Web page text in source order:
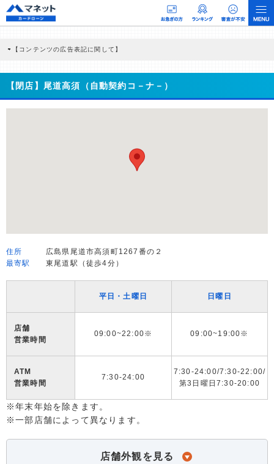
【コンテンツの広告表記に関して】
商品を根拠なくPRするものではなく、当編集部の調査／ユーザーへの口コミ収集な
どに基づき、公平性を担保した情報提供を行っています。
>提携企業一覧
【閉店】尾道高須（自動契約コ－ナ－）
住所
広島県尾道市高須町1267番の２
最寄駅
東尾道駅（徒歩4分）
平日・土曜日 日曜日
店舗
営業時間
09:00~22:00※ 09:00~19:00※
ATM
営業時間
7:30-24:00
7:30-24:00/7:30-22:00/
第3日曜日7:30-20:00
※年末年始を除きます。
※一部店舗によって異なります。
店舗外観を見る